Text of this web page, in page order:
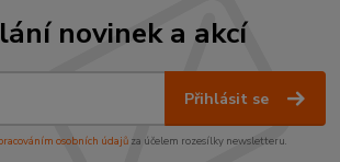
novinek a akcí
Přihlásit se
osobních údajůza účelem rozesílky newsletteru.